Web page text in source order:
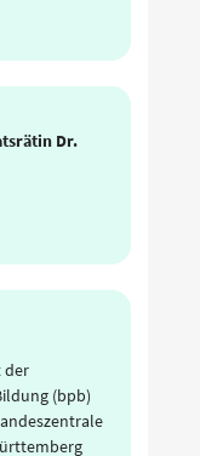
Dr.
der
(bpb)